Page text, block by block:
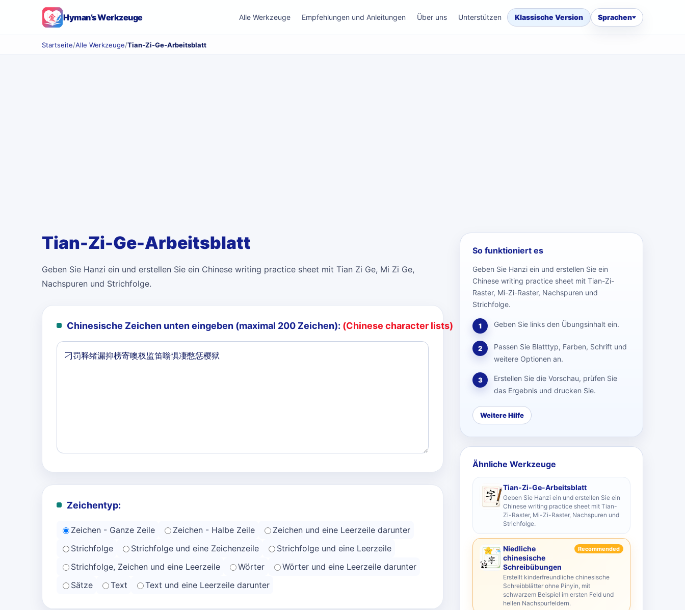
Hyman’s Werkzeuge Alle Werkzeuge Empfehlungen und Anleitungen Über uns Unterstützen Klassische Version Sprachen
Startseite/Alle Werkzeuge/Tian-Zi-Ge-Arbeitsblatt
Tian-Zi-Ge-Arbeitsblatt
Geben Sie Hanzi ein und erstellen Sie ein Chinese writing practice sheet mit Tian Zi Ge, Mi Zi Ge,
Nachspuren und Strichfolge.
Chinesische Zeichen unten eingeben (maximal 200 Zeichen): (Chinese character lists)
Zeichentyp:
Zeichen - Ganze Zeile Zeichen - Halbe Zeile
Zeichen und eine Leerzeile darunter
Strichfolge
Strichfolge und eine Zeichenzeile
Strichfolge und eine Leerzeile
Strichfolge, Zeichen und eine Leerzeile
Wörter
Wörter und eine Leerzeile darunter
Sätze
Text Text und eine Leerzeile darunter
So funktioniert es
Geben Sie Hanzi ein und erstellen Sie ein
Chinese writing practice sheet mit Tian-Zi-
Raster, Mi-Zi-Raster, Nachspuren und
Strichfolge.
1 Geben Sie links den Übungsinhalt ein.
2
Passen Sie Blatttyp, Farben, Schrift und
weitere Optionen an.
3
Erstellen Sie die Vorschau, prüfen Sie
das Ergebnis und drucken Sie.
Weitere Hilfe
Ähnliche Werkzeuge
Tian-Zi-Ge-Arbeitsblatt
Geben Sie Hanzi ein und erstellen Sie ein
Chinese writing practice sheet mit Tian-
Zi-Raster, Mi-Zi-Raster, Nachspuren und
Strichfolge.
Niedliche
chinesische
Schreibübungen
Recommended
Erstellt kinderfreundliche chinesische
Schreibblätter ohne Pinyin, mit
schwarzem Beispiel im ersten Feld und
hellen Nachspurfeldern.